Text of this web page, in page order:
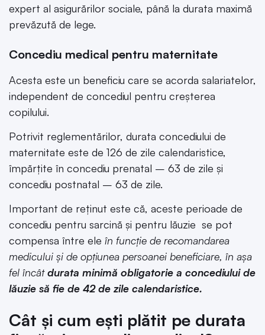
expert al asigurărilor sociale, până la durata maximă
prevăzută de lege.
Concediu medical pentru maternitate
Acesta este un beneficiu care se acorda salariatelor,
independent de concediul pentru creșterea
copilului.
Potrivit reglementărilor, durata concediului de
maternitate este de 126 de zile calendaristice,
împărțite în concediu prenatal – 63 de zile și
concediu postnatal – 63 de zile.
Important de reținut este că, aceste perioade de
concediu pentru sarcină și pentru lăuzie se pot
compensa între ele în funcție de recomandarea
medicului și de opțiunea persoanei beneficiare, în așa
fel încâtdurata minimă obligatorie a concediului de
lăuzie să fie de 42 de zile calendaristice.
Cât și cum ești plătit pe durata